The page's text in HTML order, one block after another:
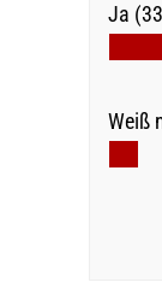
Ja
Weiß